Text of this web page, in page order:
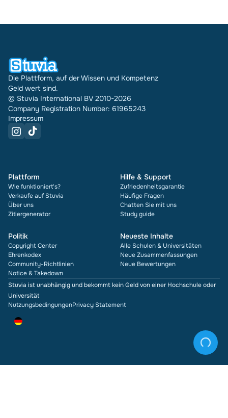
Die Plattform, auf der Wissen und Kompetenz
Geld wert sind.
© Stuvia International BV 2010-2026
Company Registration Number: 61965243
Impressum
Plattform
Wie funktioniert's?
Verkaufe auf Stuvia
Über uns
Zitiergenerator
Hilfe & Support
Zufriedenheitsgarantie
Häufige Fragen
Chatten Sie mit uns
Study guide
Politik
Copyright Center
Ehrenkodex
Community-Richtlinien
Notice & Takedown
Neueste Inhalte
Alle Schulen & Universitäten
Neue Zusammenfassungen
Neue Bewertungen
Stuvia ist unabhängig und bekommt kein Geld von einer Hochschule oder
Universität
NutzungsbedingungenPrivacy Statement